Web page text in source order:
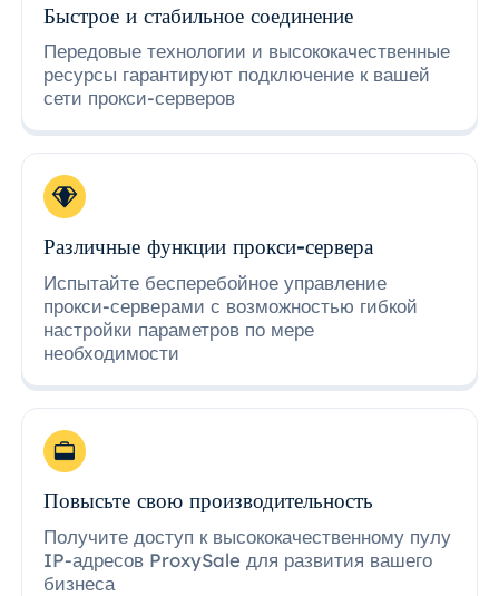
Быстрое и стабильное соединение
Передовые технологии и высококачественные
ресурсы гарантируют подключение к вашей
сети прокси-серверов
Различные функции прокси-сервера
Испытайте бесперебойное управление
прокси-серверами с возможностью гибкой
настройки параметров по мере
необходимости
Повысьте свою производительность
Получите доступ к высококачественному пулу
IP-адресов ProxySale для развития вашего
бизнеса